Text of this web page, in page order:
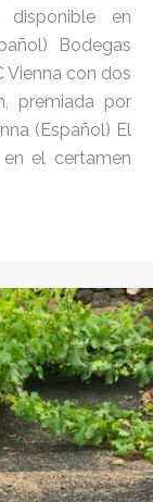
en
Bodegas
Vienna con dos
premiada por
(Español) El
el certamen